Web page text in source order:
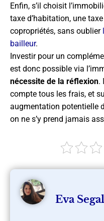
Enfin, s’il choisit
taxe d’habitation, une
copropriétés, sans oublier
bailleur.
Investir pour un
est donc possible via
nécessite de la réflexion.
compte tous les frais, et
augmentation potentielle
on ne s’y prend jamais
Eva